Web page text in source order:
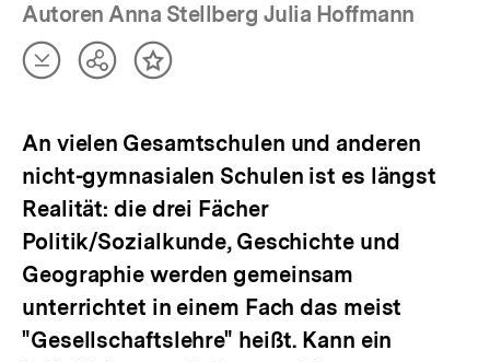
Autoren Anna Stellberg Julia Hoffmann
Artikel
herunterladen
TeilenInhalt
An vielen Gesamtschulen und anderen
nicht-gymnasialen Schulen ist es längst
Realität: die drei Fächer
Politik/Sozialkunde, Geschichte und
Geographie werden gemeinsam
unterrichtet in einem Fach das meist
"Gesellschaftslehre" heißt. Kann ein